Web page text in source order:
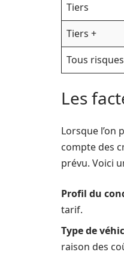
Tiers
Tiers +
Tous risques
Les
Lorsque l’on
compte des
prévu. Voici
Profil du
tarif.
Type de
raison des